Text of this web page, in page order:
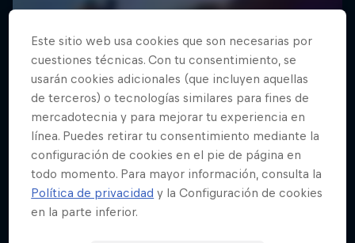
Este sitio web usa cookies que son necesarias por
cuestiones técnicas. Con tu consentimiento, se
usarán cookies adicionales (que incluyen aquellas
de terceros) o tecnologías similares para fines de
mercadotecnia y para mejorar tu experiencia en
línea. Puedes retirar tu consentimiento mediante la
configuración de cookies en el pie de página en
todo momento. Para mayor información, consulta la
Política de privacidad y la Configuración de cookies
en la parte inferior.